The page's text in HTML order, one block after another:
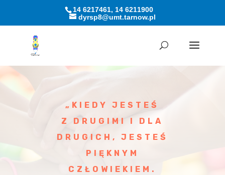
Otwórz pasek narzędzi
14 6217461, 14 6211900
dyrsp8@umt.tarnow.pl
„KIEDY JESTEŚ
Z DRUGIMI I DLA
DRUGICH, JESTEŚ
PIĘKNYM
CZŁOWIEKIEM.